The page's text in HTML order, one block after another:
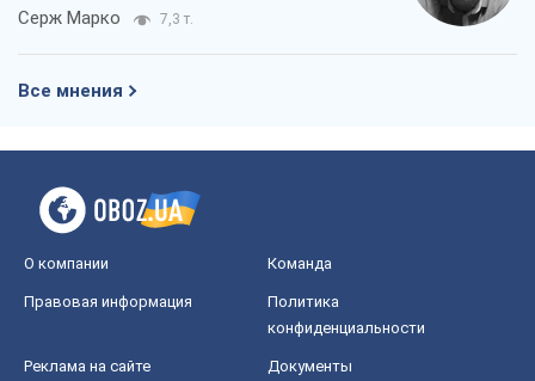
Серж Марко 7,3 т.
Все мнения
О компании Команда
Правовая информация
Политика
конфиденциальности
Реклама на сайте Документы